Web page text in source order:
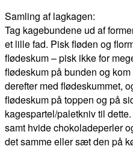
Samling af lagkagen:
Tag kagebundene ud af
et lille fad. Pisk fløden og
flødeskum – pisk ikke for
flødeskum på bunden og
derefter med flødeskummet,
flødeskum på toppen og på
kagespartel/paletkniv til
samt hvide chokoladeperler
det samme eller sæt den på